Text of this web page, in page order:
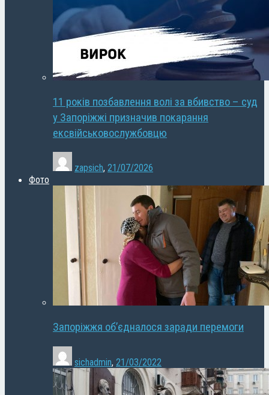
11 років позбавлення волі за вбивство – суд
у Запоріжжі призначив покарання
ексвійськовослужбовцю
zapsich, 21/07/2026
Фото
Запоріжжя об’єдналося заради перемоги
sichadmin, 21/03/2022